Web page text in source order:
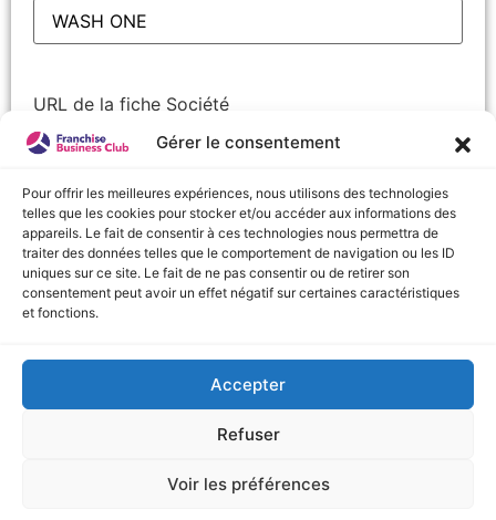
Gérer le consentement
Pour offrir les meilleures expériences, nous utilisons des technologies
telles que les cookies pour stocker et/ou accéder aux informations des
appareils. Le fait de consentir à ces technologies nous permettra de
traiter des données telles que le comportement de navigation ou les ID
uniques sur ce site. Le fait de ne pas consentir ou de retirer son
consentement peut avoir un effet négatif sur certaines caractéristiques
et fonctions.
Accepter
Refuser
Voir les préférences
URL de la fiche Société
Nom(Nécessaire)
Prénom
Nom